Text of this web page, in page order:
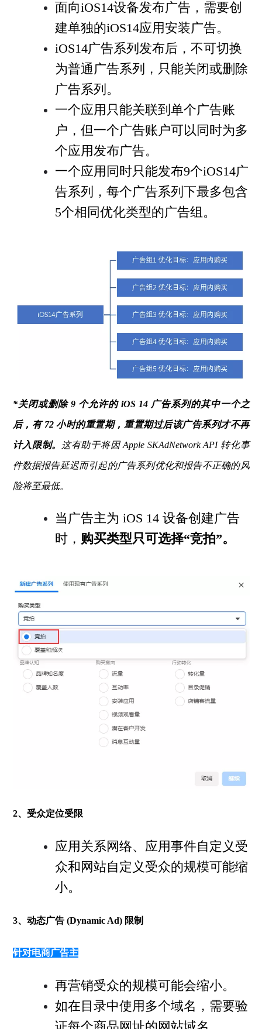
面向iOS14设备发布广告，需要创
建单独的iOS14应用安装广告。
iOS14广告系列发布后，不可切换
为普通广告系列，只能关闭或删除
广告系列。
一个应用只能关联到单个广告账
户，但一个广告账户可以同时为多
个应用发布广告。
一个应用同时只能发布9个iOS14广
告系列，每个广告系列下最多包含
5个相同优化类型的广告组。
*关闭或删除 9 个允许的 iOS 14 广告系列的其中一个之
后，有 72 小时的重置期，重置期过后该广告系列才不再
计入限制。 这有助于将因 Apple SKAdNetwork API 转化事
件数据报告延迟而引起的广告系列优化和报告不正确的风
险将至最低。
当广告主为 iOS 14 设备创建广告
时， 购买类型只可选择“竞拍”。
2、受众定位受限
应用关系网络、应用事件自定义受
众和网站自定义受众的规模可能缩
小。
3、动态广告 (Dynamic Ad) 限制
针对电商广告主
再营销受众的规模可能会缩小。
如在目录中使用多个域名，需要验